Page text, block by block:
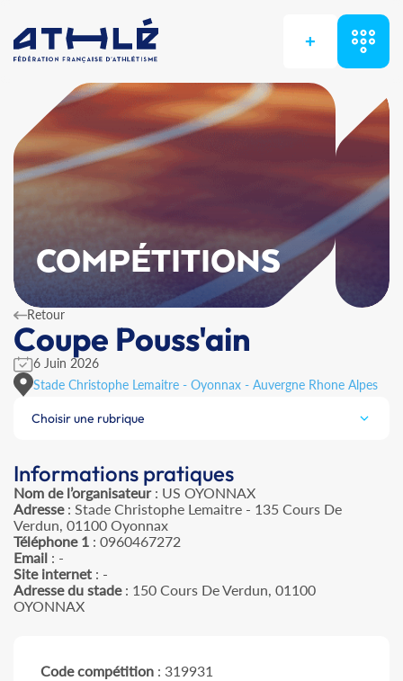
+
COMPÉTITIONS
Retour
Coupe Pouss'ain
6 Juin 2026
Stade Christophe Lemaitre - Oyonnax - Auvergne Rhone Alpes
Choisir une rubrique
Informations pratiques
Nom de l’organisateur: US OYONNAX
Adresse: Stade Christophe Lemaitre - 135 Cours De
Verdun, 01100 Oyonnax
Téléphone 1 : 0960467272
Email : -
Site internet : -
Adresse du stade: 150 Cours De Verdun, 01100
OYONNAX
Code compétition : 319931